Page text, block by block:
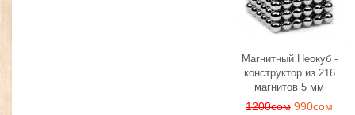
Магнитный Неокуб -
конструктор из 216
магнитов 5 мм
1200сом 990сом